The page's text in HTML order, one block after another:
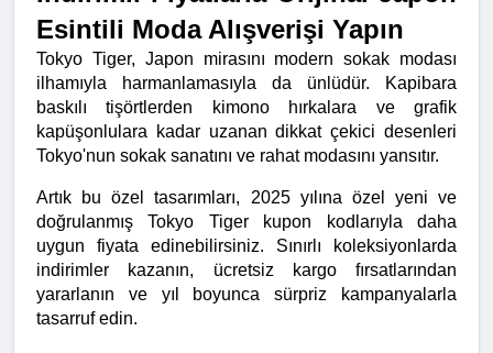
Esintili Moda Alışverişi Yapın
Tokyo Tiger, Japon mirasını modern sokak modası
ilhamıyla harmanlamasıyla da ünlüdür. Kapibara
baskılı tişörtlerden kimono hırkalara ve grafik
kapüşonlulara kadar uzanan dikkat çekici desenleri
Tokyo'nun sokak sanatını ve rahat modasını yansıtır.
Artık bu özel tasarımları, 2025 yılına özel yeni ve
doğrulanmış Tokyo Tiger kupon kodlarıyla daha
uygun fiyata edinebilirsiniz. Sınırlı koleksiyonlarda
indirimler kazanın, ücretsiz kargo fırsatlarından
yararlanın ve yıl boyunca sürpriz kampanyalarla
tasarruf edin.